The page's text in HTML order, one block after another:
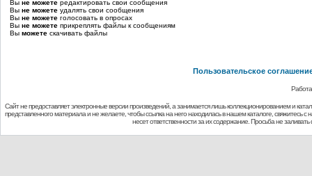
Вы не можете редактировать свои сообщения
Вы не можете удалять свои сообщения
Вы не можете голосовать в опросах
Вы не можете прикреплять файлы к сообщениям
Вы можете скачивать файлы
Пользовательское
Сайт не предоставляет электронные версии произведений, а занимается лишь коллекционированием и
представленного материала и не желаете, чтобы ссылка на него находилась в нашем каталоге,
несет ответственности за их содержание. Просьба не